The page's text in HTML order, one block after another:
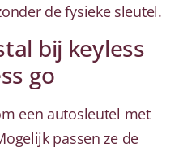
de fysieke sleutel.
bij keyless
go
een autosleutel met
passen ze de